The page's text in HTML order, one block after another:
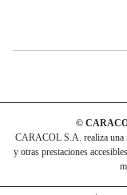
©
CARACOL S.A. realiza una
y otras prestaciones